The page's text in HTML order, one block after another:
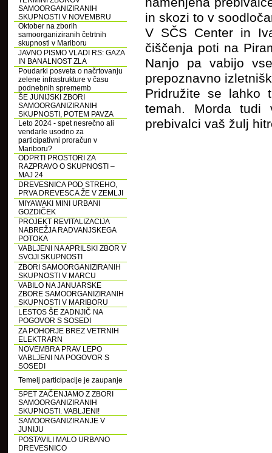
SAMOORGANIZIRANIH
SKUPNOSTI V NOVEMBRU
Oktober na zborih
samoorganiziranih četrtnih
skupnosti v Mariboru
JAVNO PISMO VLADI RS: GAZA
IN BANALNOST ZLA
Poudarki posveta o načrtovanju
zelene infrastrukture v času
podnebnih sprememb
ŠE JUNIJSKI ZBORI
SAMOORGANIZIRANIH
SKUPNOSTI, POTEM PAVZA
Leto 2024 - spet nesrečno ali
vendarle usodno za
participativni proračun v
Mariboru?
ODPRTI PROSTORI ZA
RAZPRAVO O SKUPNOSTI –
MAJ 24
DREVESNICA POD STREHO,
PRVA DREVESCA ŽE V ZEMLJI
MIYAWAKI MINI URBANI
GOZDIČEK
PROJEKT REVITALIZACIJA
NABREŽJA RADVANJSKEGA
POTOKA
VABLJENI NA APRILSKI ZBOR V
SVOJI SKUPNOSTI
ZBORI SAMOORGANIZIRANIH
SKUPNOSTI V MARCU
VABILO NA JANUARSKE
ZBORE SAMOORGANIZIRANIH
SKUPNOSTI V MARIBORU
LESTOS ŠE ZADNJIČ NA
POGOVOR S SOSEDI
ZA POHORJE BREZ VETRNIH
ELEKTRARN
NOVEMBRA PRAV LEPO
VABLJENI NA POGOVOR S
SOSEDI
Temelj participacije je zaupanje
SPET ZAČENJAMO Z ZBORI
SAMOORGANIZIRANIH
SKUPNOSTI. VABLJENI!
SAMOORGANIZIRANJE V
JUNIJU
POSTAVILI MALO URBANO
DREVESNICO
in skozi to v
V SČS Center in
čiščenja poti na
Nanjo pa vabijo
prepoznavno
Pridružite se lahko
temah. Morda
prebivalci vaš žulj